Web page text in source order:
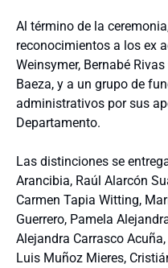
Al término de la
reconocimientos a los ex
Weinsymer, Bernabé
Baeza, y a un grupo de
administrativos por sus
Departamento.
Las distinciones se
Arancibia, Raúl Alarcón
Carmen Tapia Witting,
Guerrero, Pamela
Alejandra Carrasco
Luis Muñoz Mieres,